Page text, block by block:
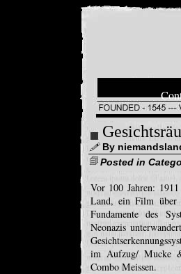
By
Posted in
Vor 100 Jahren:
Land, ein Film über
Fundamente des
Neonazis
im Aufzug/ Mucke
Combo Meissen.